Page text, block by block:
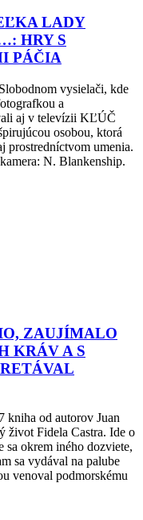
LADY
HRY S
PÁČIA
vysielači, kde
a
aj v televízii KĽÚČ
osobou, ktorá
prostredníctvom umenia.
N. Blankenship.
ZAUJÍMALO
KRÁV A S
kniha od autorov Juan
život Fidela Castra. Ide o
sa okrem iného dozviete,
sa vydával na palube
venoval podmorskému